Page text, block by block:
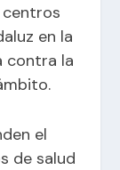
en la
contra la
el
de salud